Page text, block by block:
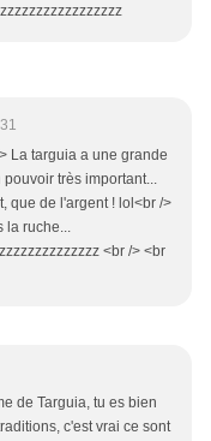
La targuia a une grande
très important...
que de l'argent ! lol<br />
la ruche...
<br /> <br
de Targuia, tu es bien
c'est vrai ce sont